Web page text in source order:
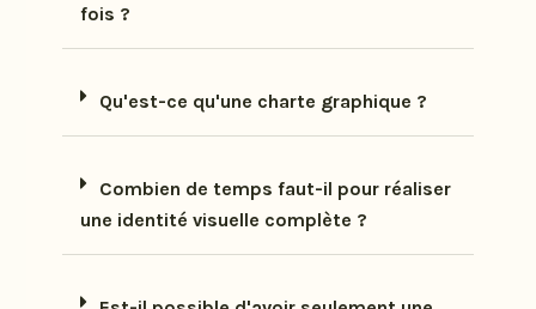
fois ?
Qu'est-ce qu'une charte graphique ?
Combien de temps faut-il pour réaliser
une identité visuelle complète ?